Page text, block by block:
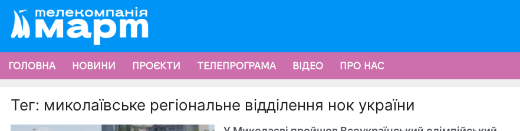
ГОЛОВНА НОВИНИ ПРОЄКТИ ТЕЛЕПРОГРАМА ВІДЕО ПРО НАС
Тег: миколаївське регіональне відділення нок україни